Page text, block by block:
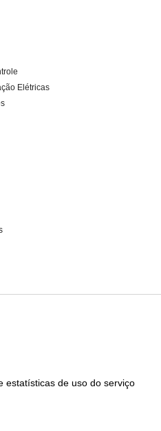
Elétricas
estatísticas de uso do serviço